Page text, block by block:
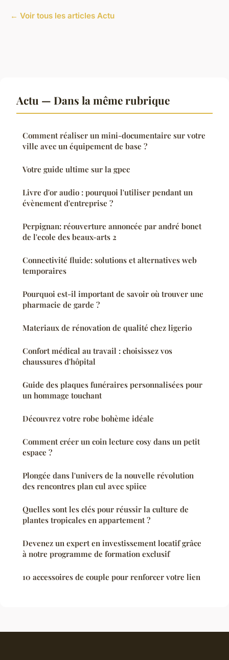
← Voir tous les articles Actu
Actu — Dans la même rubrique
Comment réaliser un mini-documentaire sur votre
ville avec un équipement de base ?
Votre guide ultime sur la gpec
Livre d'or audio : pourquoi l'utiliser pendant un
évènement d'entreprise ?
Perpignan: réouverture annoncée par andré bonet
de l'ecole des beaux-arts 2
Connectivité fluide: solutions et alternatives web
temporaires
Pourquoi est-il important de savoir où trouver une
pharmacie de garde ?
Materiaux de rénovation de qualité chez ligerio
Confort médical au travail : choisissez vos
chaussures d'hôpital
Guide des plaques funéraires personnalisées pour
un hommage touchant
Découvrez votre robe bohème idéale
Comment créer un coin lecture cosy dans un petit
espace ?
Plongée dans l'univers de la nouvelle révolution
des rencontres plan cul avec spiice
Quelles sont les clés pour réussir la culture de
plantes tropicales en appartement ?
Devenez un expert en investissement locatif grâce
à notre programme de formation exclusif
10 accessoires de couple pour renforcer votre lien